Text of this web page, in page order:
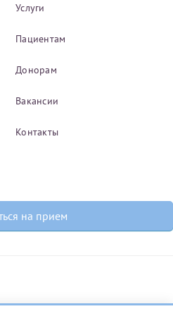
Услуги
Пациентам
Донорам
Вакансии
Контакты
на прием